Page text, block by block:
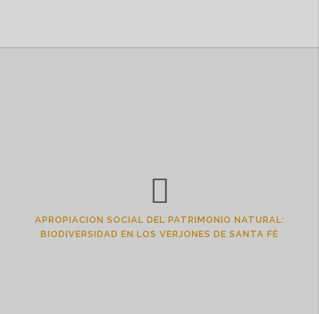
APROPIACION SOCIAL DEL PATRIMONIO NATURAL:
BIODIVERSIDAD EN LOS VERJONES DE SANTA FÉ